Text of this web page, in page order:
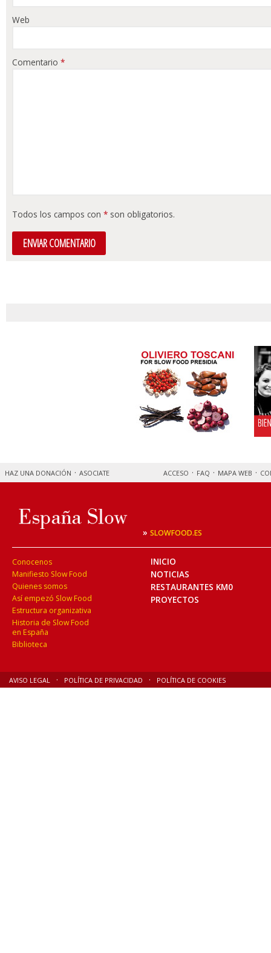
Web
Comentario *
Todos los campos con * son obligatorios.
HAZ UNA DONACIÓN ASOCIATE ACCESO FAQ MAPA WEB
» SLOWFOOD.ES
Conocenos
Manifiesto Slow Food
Quienes somos
Así empezó Slow Food
Estructura organizativa
Historia de Slow Food
en España
Biblioteca
INICIO
NOTICIAS
RESTAURANTES KM0
PROYECTOS
AVISO LEGAL POLÍTICA DE PRIVACIDAD POLÍTICA DE COOKIES